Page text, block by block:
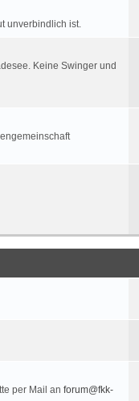
unverbindlich ist.
Keine Swinger und
per Mail an forum@fkk-